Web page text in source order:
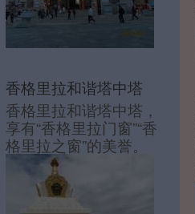
香格里拉和谐塔中塔
香格里拉和谐塔中塔，
享有“香格里拉门窗”“香
格里拉之窗”的美誉。